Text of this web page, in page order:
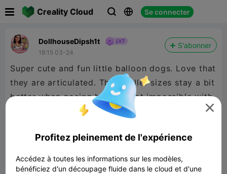
Creality Cloud   Se connecter
DollhouseDipsh1t
18:15 03-24
S'abonner
Super cute and fun little balloon dogs. Love that
they are articulated. The smaller sizes stay a bit
better when posing but still not impossible with
the larger size. Was impressed that it didn’t

Profitez pleinement de l'expérience
Accédez à toutes les informations sur les modèles,
bénéficiez d'un découpage fluide dans le cloud et d'une